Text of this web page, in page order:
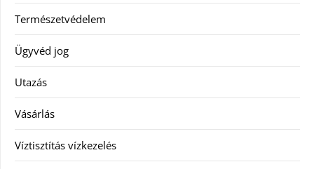
Természetvédelem
Ügyvéd jog
Utazás
Vásárlás
Víztisztítás vízkezelés